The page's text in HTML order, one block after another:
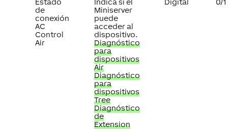
de
conexión
AC
Control
Air
Miniserver
puede
acceder al
dispositivo.
Diagnóstico
para
dispositivos
Air
Diagnóstico
para
dispositivos
Tree
Diagnóstico
de
Extension